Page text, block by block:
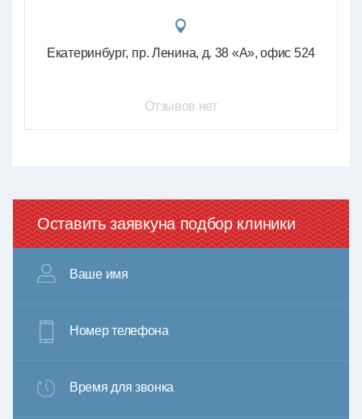
Екатеринбург пр. Ленина, д. 38 «А», офис 524
Отзывов нет
Оставить заявкуна подбор клиники
Ваше имя
Номер телефона
Время для звонка